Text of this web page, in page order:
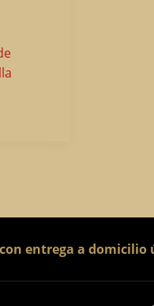
entrega a domicilio